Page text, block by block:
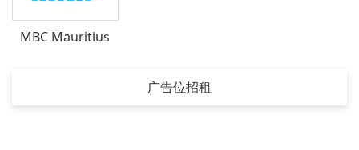
MBC Mauritius
广告位招租